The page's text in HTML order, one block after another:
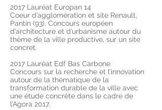
2017 Lauréat Europan 14
Coeur d’agglomération et site Renault,
Pantin (93). Concours européen
d’architecture et d’urbanisme autour du
thème de la ville productive, sur un site
concret.
2017 Lauréat Edf Bas Carbone
Concours sur la recherche et l’innovation
autour de la thématique de la
transformation durable de la ville avec
une étude concrète dans le cadre de
l’Agora 2017.